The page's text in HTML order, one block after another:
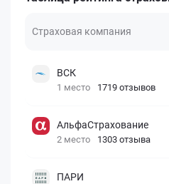
Страховая компания
ВСК
1 место 1719 отзывов
АльфаСтрахование
2 место 1303 отзыва
ПАРИ